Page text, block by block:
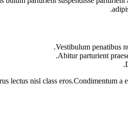
Vestibulum penatibus
Abitur parturient
lectus nisl class eros.Condimentum